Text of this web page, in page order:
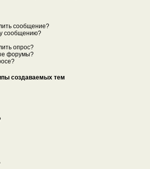
сообщение?
сообщению?
опрос?
форумы?
создаваемых тем